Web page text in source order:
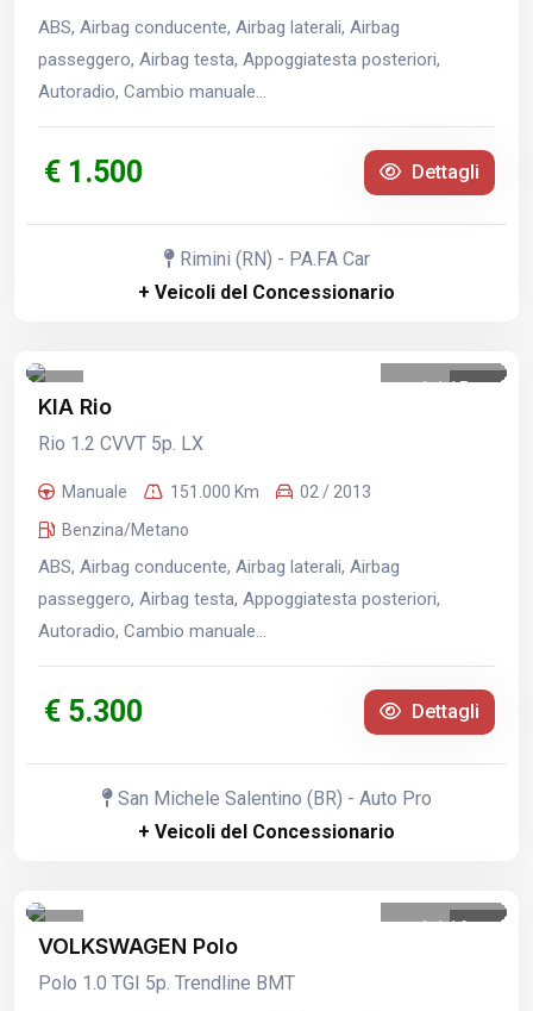
ABS, Airbag conducente, Airbag laterali, Airbag
passeggero, Airbag testa, Appoggiatesta posteriori,
Autoradio, Cambio manuale...
€ 1.500 Dettagli
Rimini (RN) - PA.FA Car
+ Veicoli del Concessionario
1 /15
KIA Rio
Rio 1.2 CVVT 5p. LX
Manuale 151.000 Km
02 / 2013
Benzina/Metano
ABS, Airbag conducente, Airbag laterali, Airbag
passeggero, Airbag testa, Appoggiatesta posteriori,
Autoradio, Cambio manuale...
€ 5.300 Dettagli
San Michele Salentino (BR) - Auto Pro
+ Veicoli del Concessionario
1 /16
VOLKSWAGEN Polo
Polo 1.0 TGI 5p. Trendline BMT